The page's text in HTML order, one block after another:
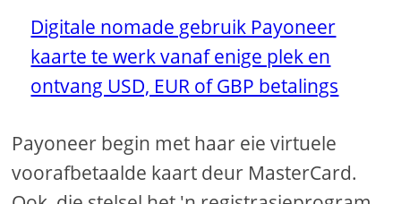
Digitale nomade gebruik Payoneer
kaarte te werk vanaf enige plek en
ontvang USD, EUR of GBP betalings
Payoneer begin met haar eie virtuele
voorafbetaalde kaart deur MasterCard.